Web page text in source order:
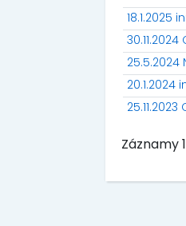
18.1.2025
25.5.2024
20.1.2024
Záznamy